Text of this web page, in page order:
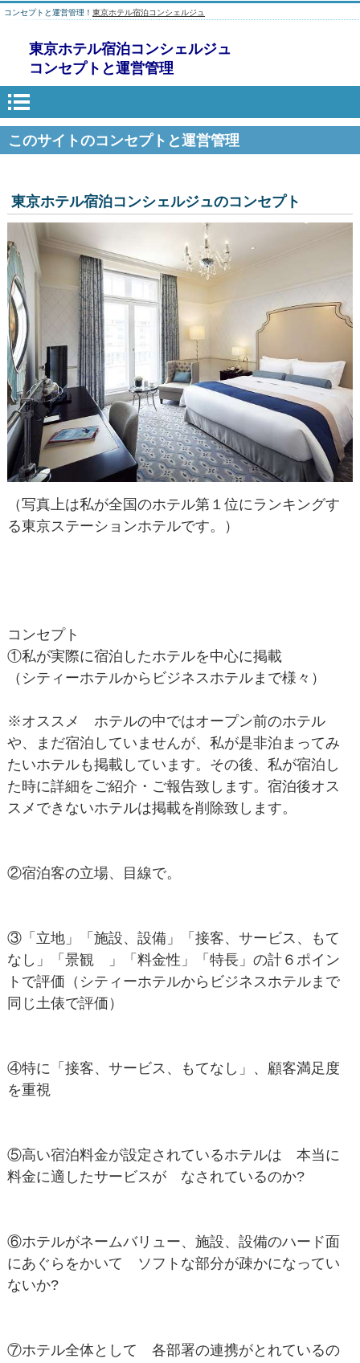
コンセプトと運営管理！ 東京ホテル宿泊コンシェルジュ
東京ホテル宿泊コンシェルジュ
コンセプトと運営管理
このサイトのコンセプトと運営管理
東京ホテル宿泊コンシェルジュのコンセプト
（写真上は私が全国のホテル第１位にランキングす
る東京ステーションホテルです。）
コンセプト
①私が実際に宿泊したホテルを中心に掲載
（シティーホテルからビジネスホテルまで様々）
※オススメ ホテルの中ではオープン前のホテル
や、まだ宿泊していませんが、私が是非泊まってみ
たいホテルも掲載しています。その後、私が宿泊し
た時に詳細をご紹介・ご報告致します。宿泊後オス
スメできないホテルは掲載を削除致します。
②宿泊客の立場、目線で。
③「立地」「施設、設備」「接客、サービス、もて
なし」「景観 」「料金性」「特長」の計６ポイン
トで評価（シティーホテルからビジネスホテルまで
同じ土俵で評価）
④特に「接客、サービス、もてなし」、顧客満足度
を重視
⑤高い宿泊料金が設定されているホテルは 本当に
料金に適したサービスが なされているのか?
⑥ホテルがネームバリュー、施設、設備のハード面
にあぐらをかいて ソフトな部分が疎かになってい
ないか?
⑦ホテル全体として 各部署の連携がとれているの